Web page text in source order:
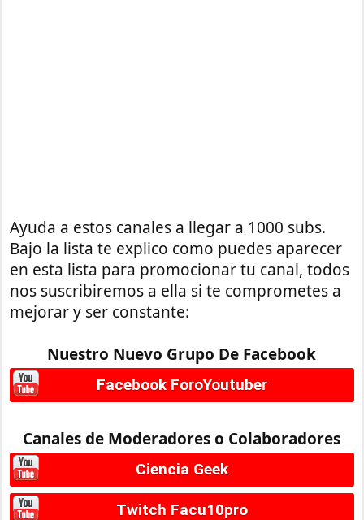
Ayuda a estos canales a llegar a 1000 subs.
Bajo la lista te explico como puedes aparecer
en esta lista para promocionar tu canal, todos
nos suscribiremos a ella si te comprometes a
mejorar y ser constante:
Nuestro Nuevo Grupo De Facebook
Facebook ForoYoutuber
Canales de Moderadores o Colaboradores
Ciencia Geek
Twitch Facu10pro